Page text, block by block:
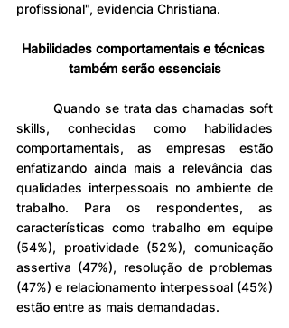
profissional", evidencia Christiana.
Habilidades comportamentais e técnicas
também serão essenciais
skills, conhecidas como habilidades
comportamentais, as empresas estão
enfatizando ainda mais a relevância das
qualidades interpessoais no ambiente de
trabalho. Para os respondentes, as
características como trabalho em equipe
(54%), proatividade (52%), comunicação
assertiva (47%), resolução de problemas
(47%) e relacionamento interpessoal (45%)
estão entre as mais demandadas.